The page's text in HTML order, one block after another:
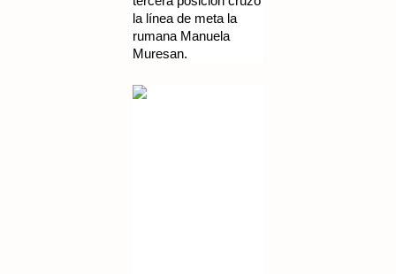
la línea de meta la
rumana Manuela
Muresan.